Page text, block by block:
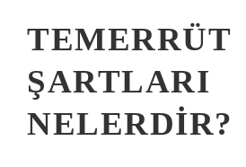
TEMERRÜT
ŞARTLARI
NELERDIR?